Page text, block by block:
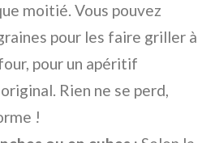
moitié. Vous pouvez
pour les faire griller à
pour un apéritif
Rien ne se perd,
!